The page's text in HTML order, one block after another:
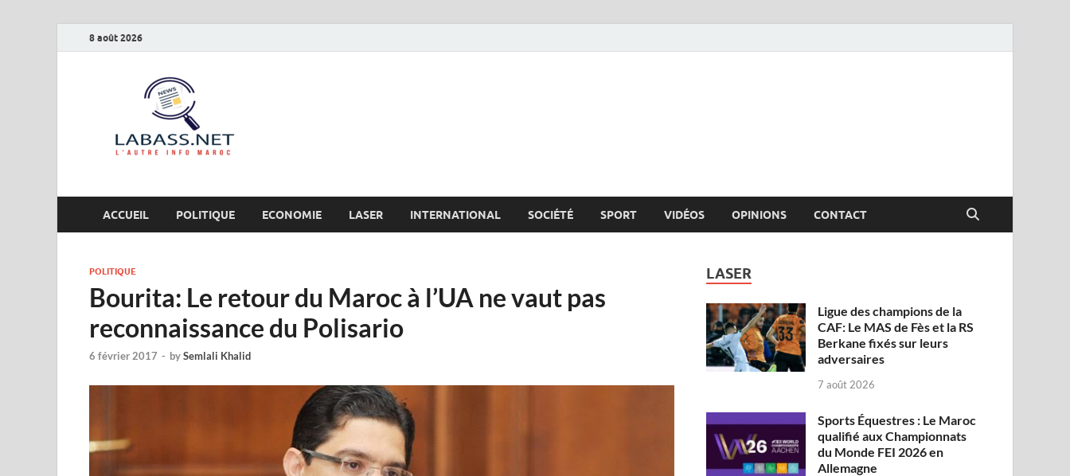
8 août 2026
ACCUEIL POLITIQUE ECONOMIE LASER INTERNATIONAL SOCIÉTÉ SPORT VIDÉOS OPINIONS CONTACT
POLITIQUE
Bourita: Le retour du Maroc à l’UA ne vaut pas
reconnaissance du Polisario
6 février 2017 - bySemlali Khalid
LASER
Ligue des champions de la
CAF: Le MAS de Fès et la RS
Berkane fixés sur leurs
adversaires
7 août 2026
Sports Équestres : Le Maroc
qualifié aux Championnats
du Monde FEI 2026 en
Allemagne